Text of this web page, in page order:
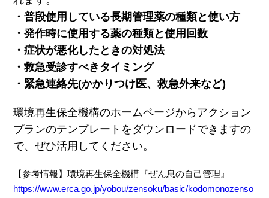
・普段使用している長期管理薬の種類と使い方
・発作時に使用する薬の種類と使用回数
・症状が悪化したときの対処法
・救急受診すべきタイミング
・緊急連絡先(かかりつけ医、救急外来など)
環境再生保全機構のホームページからアクション
プランのテンプレートをダウンロードできますの
で、ぜひ活用してください。
【参考情報】環境再生保全機構『ぜん息の自己管理』
https://www.erca.go.jp/yobou/zensoku/basic/kodomonozenso